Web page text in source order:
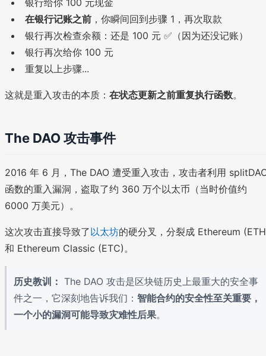
在银行记账之前 ，你瞬间回到步骤 1，再次取款
银行再次检查余额：还是 100 元 ✅（因为还没记账）
银行再次给你 100 元
重复以上步骤...
这就是重入攻击的本质： 在状态更新之前重复执行函数。
The DAO 攻击事件
2016 年 6 月，The DAO 遭受重入攻击，攻击者利用
函数的重入漏洞，盗取了约 360 万个以太币（当时价值约
6000 万美元）。
这次攻击直接导致了以太坊的硬分叉，分裂成 Ethereum
和 Ethereum Classic (ETC)。
历史教训： The DAO 攻击是区块链历史上最重大的安全事
件之一，它深刻地告诉我们： 智能合约的安全性至关重要，
一个小的漏洞可能导致灾难性后果。